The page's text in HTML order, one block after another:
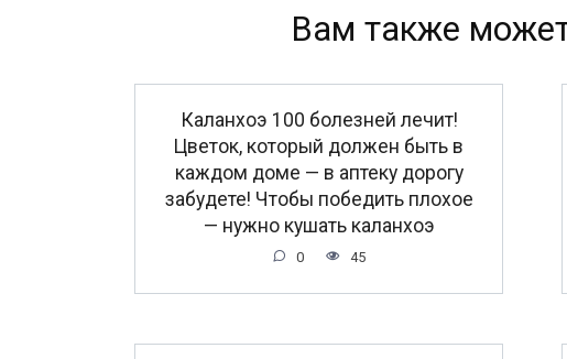
Вам также
Каланхоэ 100 болезней лечит!
Цветок, который должен быть в
каждом доме — в аптеку дорогу
забудете! Чтобы победить плохое
— нужно кушать каланхоэ
0 45